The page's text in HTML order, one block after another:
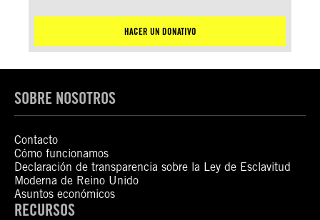
HACER UN DONATIVO
SOBRE NOSOTROS
Contacto
Cómo funcionamos
Declaración de transparencia sobre la Ley de Esclavitud
Moderna de Reino Unido
Asuntos económicos
RECURSOS